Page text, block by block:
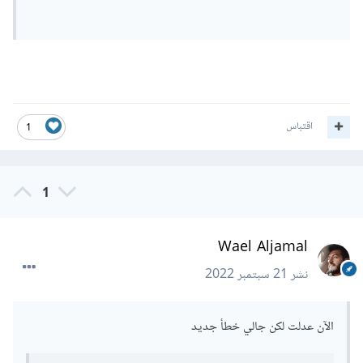
1 اقتباس
1
Wael Aljamal
نشر21 سبتمبر 2022
الآن عدلت لكن جالي خطأ جديد